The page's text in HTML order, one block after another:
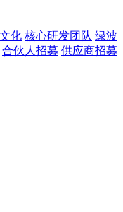
化 核心研发团队 绿波
合伙人招募 供应商招募